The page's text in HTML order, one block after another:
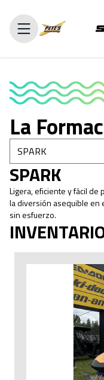
La
SPARK
Ligera, eficiente y fácil de
la diversión asequible en
sin esfuerzo.